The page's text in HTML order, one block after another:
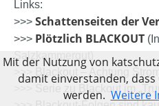
Links:
>>> Schattenseiten der
>>> Plötzlich BLACKOUT
Salzkammergut)
>>>
Blackout – Achtung
Serie zu Blackout im
Mit der Nutzung von
damit einverstanden,
werden. Weitere